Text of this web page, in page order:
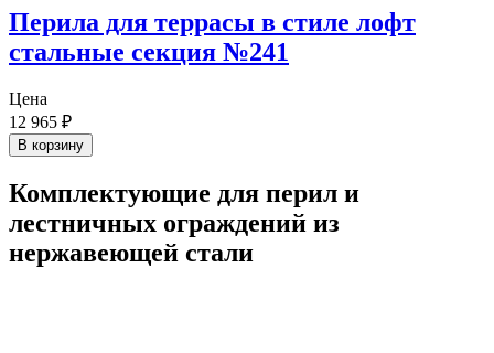
Перила для террасы в стиле лофт
стальные секция №241
Цена
12 965 ₽
В корзину
Комплектующие для перил и
лестничных ограждений из
нержавеющей стали